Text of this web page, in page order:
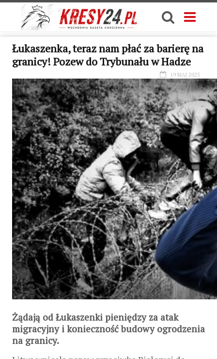
Łukaszenka, teraz nam płać za barierę na
granicy! Pozew do Trybunału w Hadze
19 MAJ 2025
Żądają od Łukaszenki pieniędzy za atak
migracyjny i konieczność budowy ogrodzenia
na granicy.